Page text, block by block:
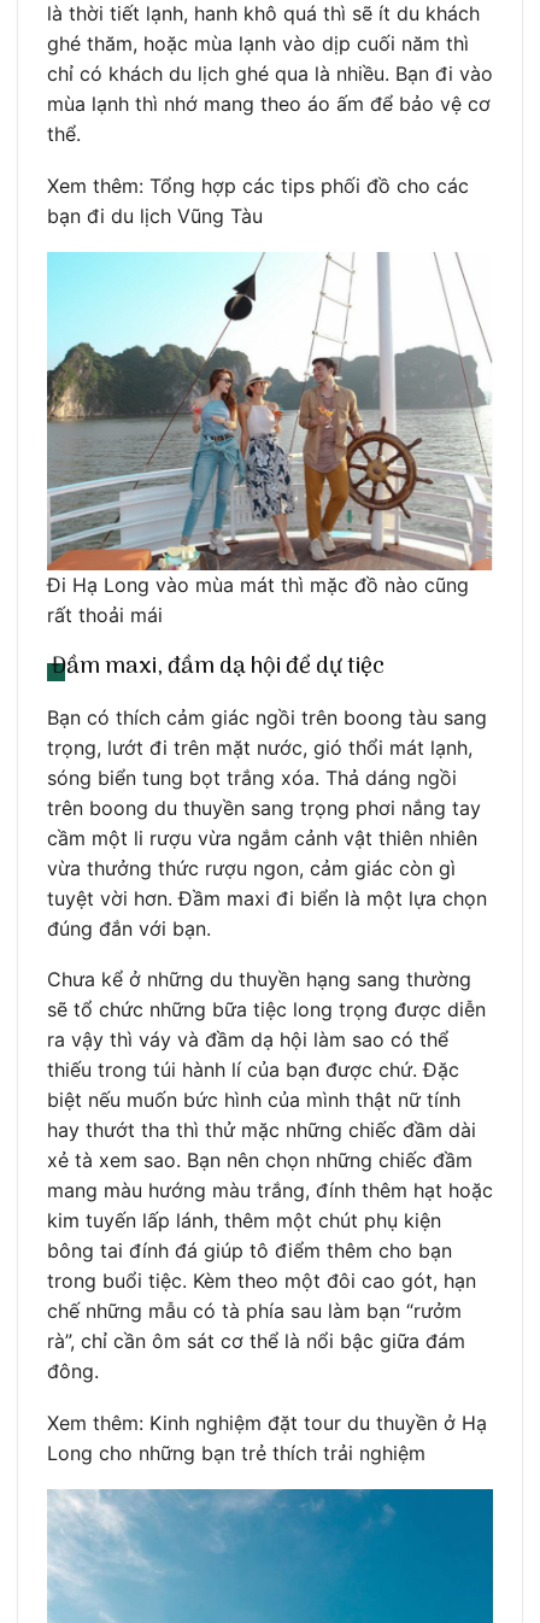
là thời tiết lạnh, hanh khô quá thì sẽ ít du khách
ghé thăm, hoặc mùa lạnh vào dịp cuối năm thì
chỉ có khách du lịch ghé qua là nhiều. Bạn đi vào
mùa lạnh thì nhớ mang theo áo ấm để bảo vệ cơ
thể.
Xem thêm: Tổng hợp các tips phối đồ cho các
bạn đi du lịch Vũng Tàu
Đi Hạ Long vào mùa mát thì mặc đồ nào cũng
rất thoải mái
Đầm maxi, đầm dạ hội để dự tiệc
Bạn có thích cảm giác ngồi trên boong tàu sang
trọng, lướt đi trên mặt nước, gió thổi mát lạnh,
sóng biển tung bọt trắng xóa. Thả dáng ngồi
trên boong du thuyền sang trọng phơi nắng tay
cầm một li rượu vừa ngắm cảnh vật thiên nhiên
vừa thưởng thức rượu ngon, cảm giác còn gì
tuyệt vời hơn. Đầm maxi đi biển là một lựa chọn
đúng đắn với bạn.
Chưa kể ở những du thuyền hạng sang thường
sẽ tổ chức những bữa tiệc long trọng được diễn
ra vậy thì váy và đầm dạ hội làm sao có thể
thiếu trong túi hành lí của bạn được chứ. Đặc
biệt nếu muốn bức hình của mình thật nữ tính
hay thướt tha thì thử mặc những chiếc đầm dài
xẻ tà xem sao. Bạn nên chọn những chiếc đầm
mang màu hướng màu trắng, đính thêm hạt hoặc
kim tuyến lấp lánh, thêm một chút phụ kiện
bông tai đính đá giúp tô điểm thêm cho bạn
trong buổi tiệc. Kèm theo một đôi cao gót, hạn
chế những mẫu có tà phía sau làm bạn “rưởm
rà”, chỉ cần ôm sát cơ thể là nổi bậc giữa đám
đông.
Xem thêm: Kinh nghiệm đặt tour du thuyền ở Hạ
Long cho những bạn trẻ thích trải nghiệm